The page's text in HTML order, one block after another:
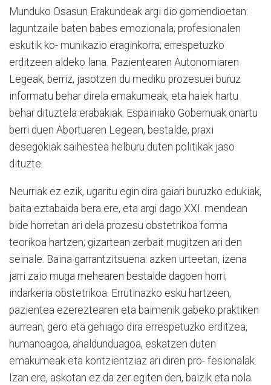
Munduko Osasun Erakundeak argi dio gomendioetan:
laguntzaile baten babes emozionala; profesionalen
eskutik ko- munikazio eraginkorra; errespetuzko
erditzeen aldeko lana. Pazientearen Autonomiaren
Legeak, berriz, jasotzen du mediku prozesuei buruz
informatu behar direla emakumeak, eta haiek hartu
behar dituztela erabakiak. Espainiako Gobernuak onartu
berri duen Abortuaren Legean, bestalde, praxi
desegokiak saihestea helburu duten politikak jaso
dituzte.
Neurriak ez ezik, ugaritu egin dira gaiari buruzko edukiak,
baita eztabaida bera ere, eta argi dago XXI. mendean
bide horretan ari dela prozesu obstetrikoa forma
teorikoa hartzen; gizartean zerbait mugitzen ari den
seinale. Baina garrantzitsuena: azken urteetan, izena
jarri zaio muga mehearen bestalde dagoen horri;
indarkeria obstetrikoa. Errutinazko esku hartzeen,
pazientea ezereztearen eta baimenik gabeko praktiken
aurrean, gero eta gehiago dira errespetuzko erditzea,
humanoagoa, ahaldunduagoa, eskatzen duten
emakumeak eta kontzientziaz ari diren pro- fesionalak.
Izan ere, askotan ez da zer egiten den, baizik eta nola